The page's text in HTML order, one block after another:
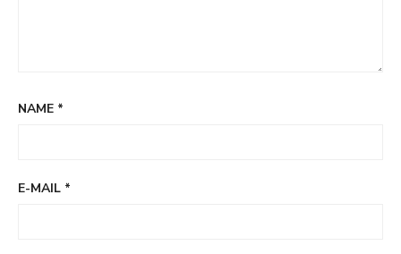
NAME *
E-MAIL *